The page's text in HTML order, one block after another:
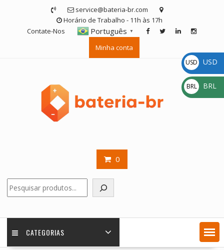
service@bateria-br.com
Horário de Trabalho - 11h às 17h
Contate-Nos
Português ▼
Minha conta
0
CATEGORIAS
USD
$
USD
BRL
R$
BRL